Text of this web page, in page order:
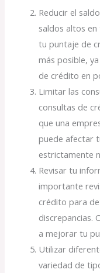
Reducir el
saldos altos
tu puntaje de
más posible,
de crédito en
Limitar las
consultas de
que una
puede afectar
estrictamente
Revisar tu
importante
crédito para
discrepancias.
a mejorar tu
Utilizar
variedad de